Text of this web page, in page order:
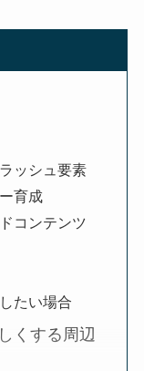
ッシュ要素
育成
コンテンツ
たい場合
くする周辺